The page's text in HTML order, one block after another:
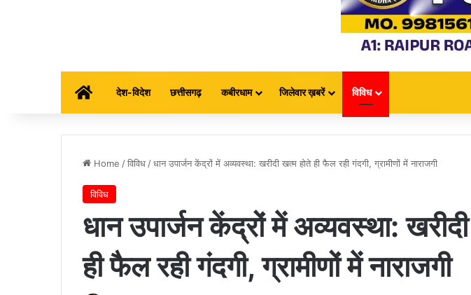
होम देश-विदेश छत्तीसगढ़ कबीरधाम जिलेवार ख़बरें विविध
Home /विविध /धान उपार्जन केंद्रों में अव्यवस्था: खरीदी खत्म होते ही फैल रही गंदगी, ग्रामीणों में नाराजगी
विविध
धान उपार्जन केंद्रों में अव्यवस्था:
ही फैल रही गंदगी, ग्रामीणों में नाराजगी